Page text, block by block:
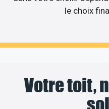
le choix
Votre toit,